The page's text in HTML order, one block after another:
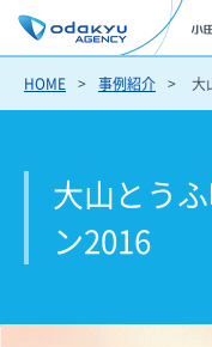
HOME 事例紹介 大
大山とう
ン2016